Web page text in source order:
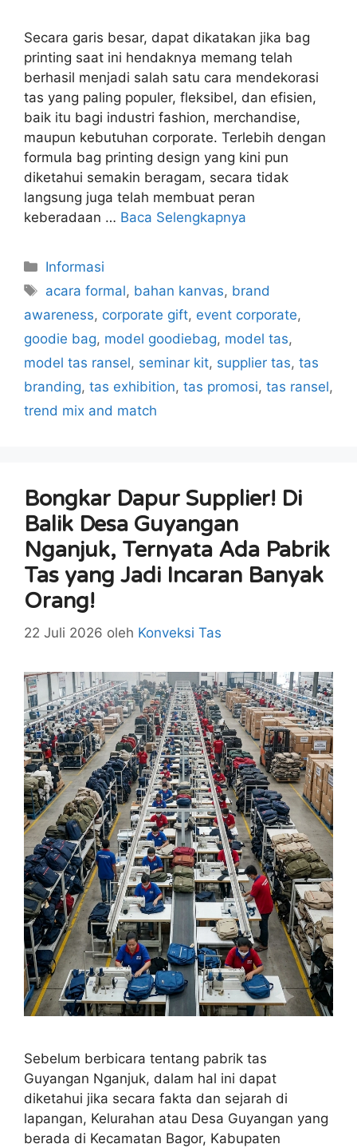
Secara garis besar, dapat dikatakan jika bag
printing saat ini hendaknya memang telah
berhasil menjadi salah satu cara mendekorasi
tas yang paling populer, fleksibel, dan efisien,
baik itu bagi industri fashion, merchandise,
maupun kebutuhan corporate. Terlebih dengan
formula bag printing design yang kini pun
diketahui semakin beragam, secara tidak
langsung juga telah membuat peran
keberadaan … Baca Selengkapnya
Kategori
Informasi
Tag
acara formal, bahan kanvas, brand
awareness, corporate gift, event corporate,
goodie bag, model goodiebag, model tas,
model tas ransel, seminar kit, supplier tas, tas
branding, tas exhibition, tas promosi, tas ransel,
trend mix and match
Bongkar Dapur Supplier! Di
Balik Desa Guyangan
Nganjuk, Ternyata Ada Pabrik
Tas yang Jadi Incaran Banyak
Orang!
22 Juli 2026 oleh Konveksi Tas
Sebelum berbicara tentang pabrik tas
Guyangan Nganjuk, dalam hal ini dapat
diketahui jika secara fakta dan sejarah di
lapangan, Kelurahan atau Desa Guyangan yang
berada di Kecamatan Bagor, Kabupaten